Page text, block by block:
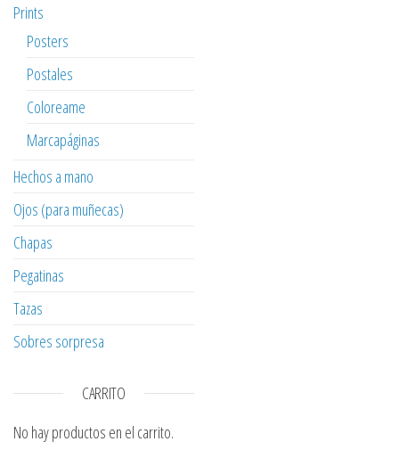
Prints
Posters
Postales
Coloreame
Marcapáginas
Hechos a mano
Ojos (para muñecas)
Chapas
Pegatinas
Tazas
Sobres sorpresa
CARRITO
No hay productos en el carrito.